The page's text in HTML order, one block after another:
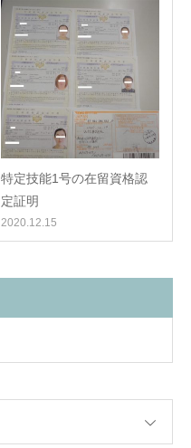
特定技能1号の在留資格認
定証明
2020.12.15